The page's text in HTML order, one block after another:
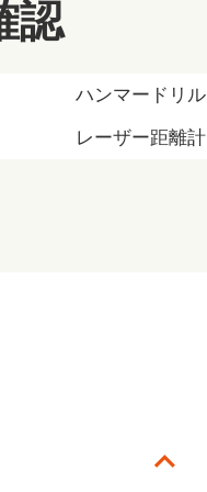
認
ハンマードリル
レーザー距離計